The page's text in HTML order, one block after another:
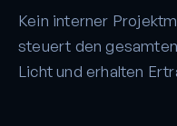
Kein interner
steuert den
Licht und erhalten